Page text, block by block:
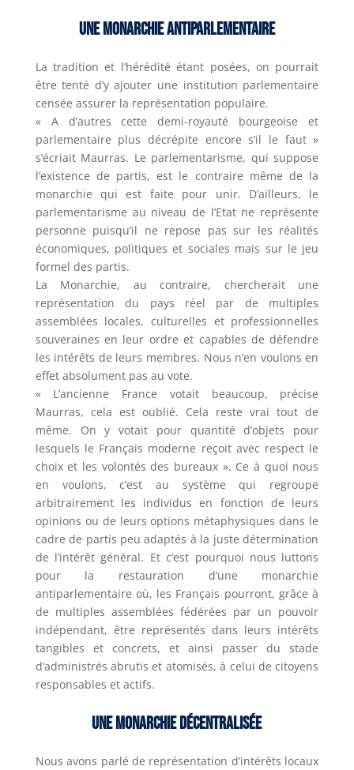
Une Monarchie antiparlementaire
La tradition et l’hérédité étant posées, on pourrait
être tenté d’y ajouter une institution parlementaire
censée assurer la représentation populaire.
« A d’autres cette demi-royauté bourgeoise et
parlementaire plus décrépite encore s’il le faut »
s’écriait Maurras. Le parlementarisme, qui suppose
l’existence de partis, est le contraire même de la
monarchie qui est faite pour unir. D’ailleurs, le
parlementarisme au niveau de l’Etat ne représente
personne puisqu’il ne repose pas sur les réalités
économiques, politiques et sociales mais sur le jeu
formel des partis.
La Monarchie, au contraire, chercherait une
représentation du pays réel par de multiples
assemblées locales, culturelles et professionnelles
souveraines en leur ordre et capables de défendre
les intérêts de leurs membres. Nous n’en voulons en
effet absolument pas au vote.
« L’ancienne France votait beaucoup, précise
Maurras, cela est oublié. Cela reste vrai tout de
même. On y votait pour quantité d’objets pour
lesquels le Français moderne reçoit avec respect le
choix et les volontés des bureaux ». Ce à quoi nous
en voulons, c’est au système qui regroupe
arbitrairement les individus en fonction de leurs
opinions ou de leurs options métaphysiques dans le
cadre de partis peu adaptés à la juste détermination
de l’intérêt général. Et c’est pourquoi nous luttons
pour la restauration d’une monarchie
antiparlementaire où, les Français pourront, grâce à
de multiples assemblées fédérées par un pouvoir
indépendant, être représentés dans leurs intérêts
tangibles et concrets, et ainsi passer du stade
d’administrés abrutis et atomisés, à celui de citoyens
responsables et actifs.
Une Monarchie décentralisée
Nous avons parlé de représentation d’intérêts locaux